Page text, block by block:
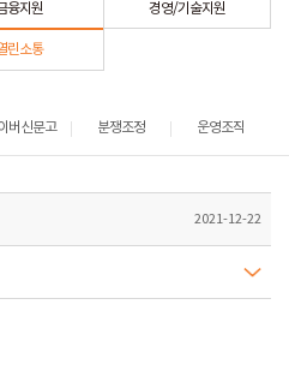
융지원 경영/기술지원
린소통
버신문고 분쟁조정 운영조직
2021-12-22